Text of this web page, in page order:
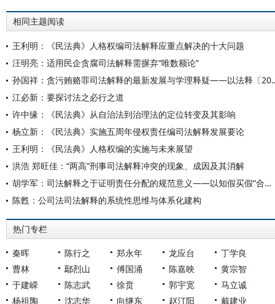
相同主题阅读
王利明：《民法典》人格权编司法解释应重点解决的十大问题
汪明亮：适用民企贪腐司法解释需摒弃“唯数额论”
孙国祥：贪污贿赂罪司法
江必新：要探讨法之必行之道
许中缘：《民法典》从自治法到治理法的定位转变及其影响
杨立新：《民法典》实施五周年侵权责任编司法解释发展要论
王利明：《民法典》人格权编的实施与未来展望
洪浩 郑旺佳：“两高”刑事司法解释冲突的现象、成因及其消解
胡学军：司法解释之于证明责任分配的规范意义——以知假买假“合理范围”的证明责任分配为中心
陈甦：公司法司法解释的系统性思维与体系化建构
热门专栏
秦晖 陈行之 郑永年 龙应台
丁学良
曹林
鄢烈山 傅国涌 陈嘉映
黄宗智
于建嵘
陈志武 徐贲 郭宇宽
马立诚
杨祖陶
沈志华 向继东 赵汀阳 戴建业